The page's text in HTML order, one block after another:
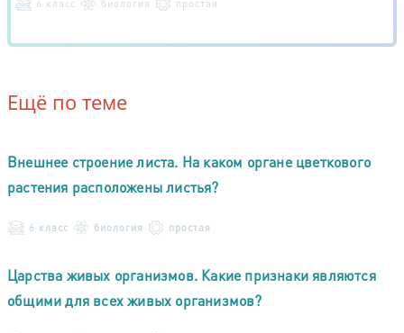
6 класс биология простая
Ещё по теме
Внешнее строение листа. На каком органе цветкового
растения расположены листья?
6 класс биология простая
Царства живых организмов. Какие признаки являются
общими для всех живых организмов?